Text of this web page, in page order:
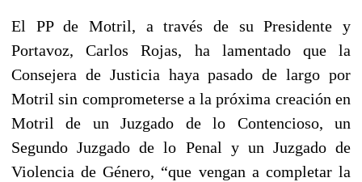
El PP de Motril, a través de su Presidente y
Portavoz, Carlos Rojas, ha lamentado que la
Consejera de Justicia haya pasado de largo por
Motril sin comprometerse a la próxima creación en
Motril de un Juzgado de lo Contencioso, un
Segundo Juzgado de lo Penal y un Juzgado de
Violencia de Género, “que vengan a completar la